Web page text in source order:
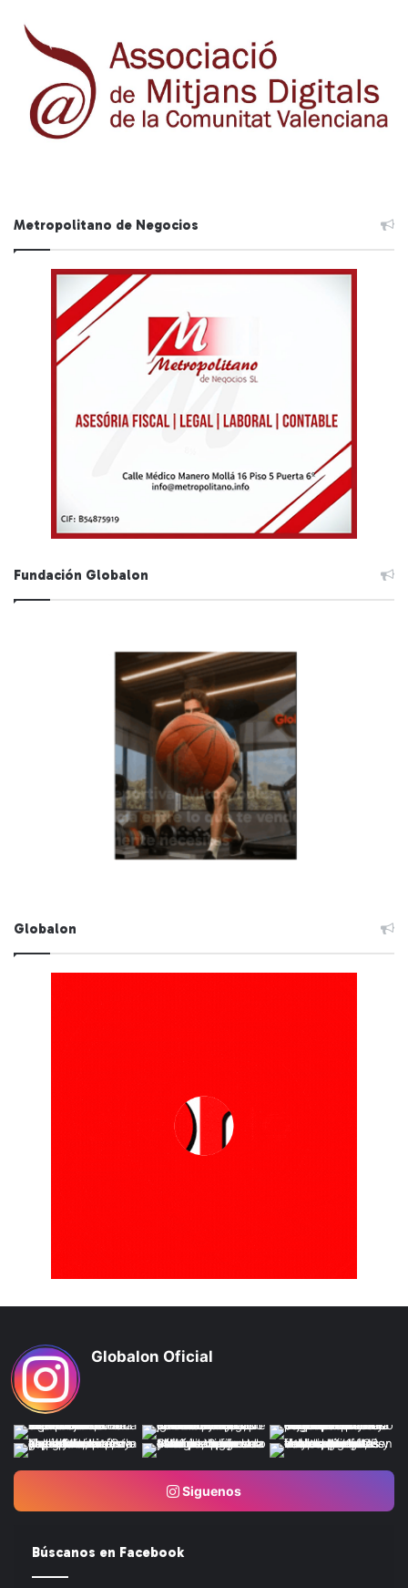
Metropolitano de Negocios
Fundación Globalon
Globalon
Globalon Oficial
Siguenos
Búscanos en Facebook